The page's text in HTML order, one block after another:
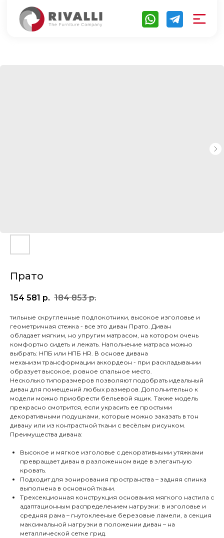
Прато
154 581 р. 184 853 р.
тильные скругленные подлокотники, высокое изголовье и
геометричная стежка - все это диван Прато. Диван
обладает мягким, но упругим матрасом, на котором очень
комфортно сидеть и лежать. Наполнение матраса можно
выбрать: НПБ или НПБ HR. В основе дивана
механизм трансформации аккордеон - при раскладывании
образует высокое, ровное спальное место.
Несколько типоразмеров позволяют подобрать идеальный
диван для помещений любых размеров. Дополнительно к
модели можно приобрести бельевой ящик. Также модель
прекрасно смотрится, если украсить ее простыми
декоративными подушками, которые можно заказать в тон
дивану или из контрастной ткани с весёлым рисунком.
Преимущества дивана:
Высокое и мягкое изголовье с декоративными утяжками
превращает диван в разложенном виде в элегантную
кровать.
Подходит для зонирования пространства – задняя спинка
выполнена в основной ткани.
Трехсекционная конструкция основания мягкого настила с
адаптационным распределением нагрузки: в изголовье и
средняя рама – гнутоклееные березовые ламели, а секция
максимальной нагрузки в положении диван – на
металлической сетке грид.